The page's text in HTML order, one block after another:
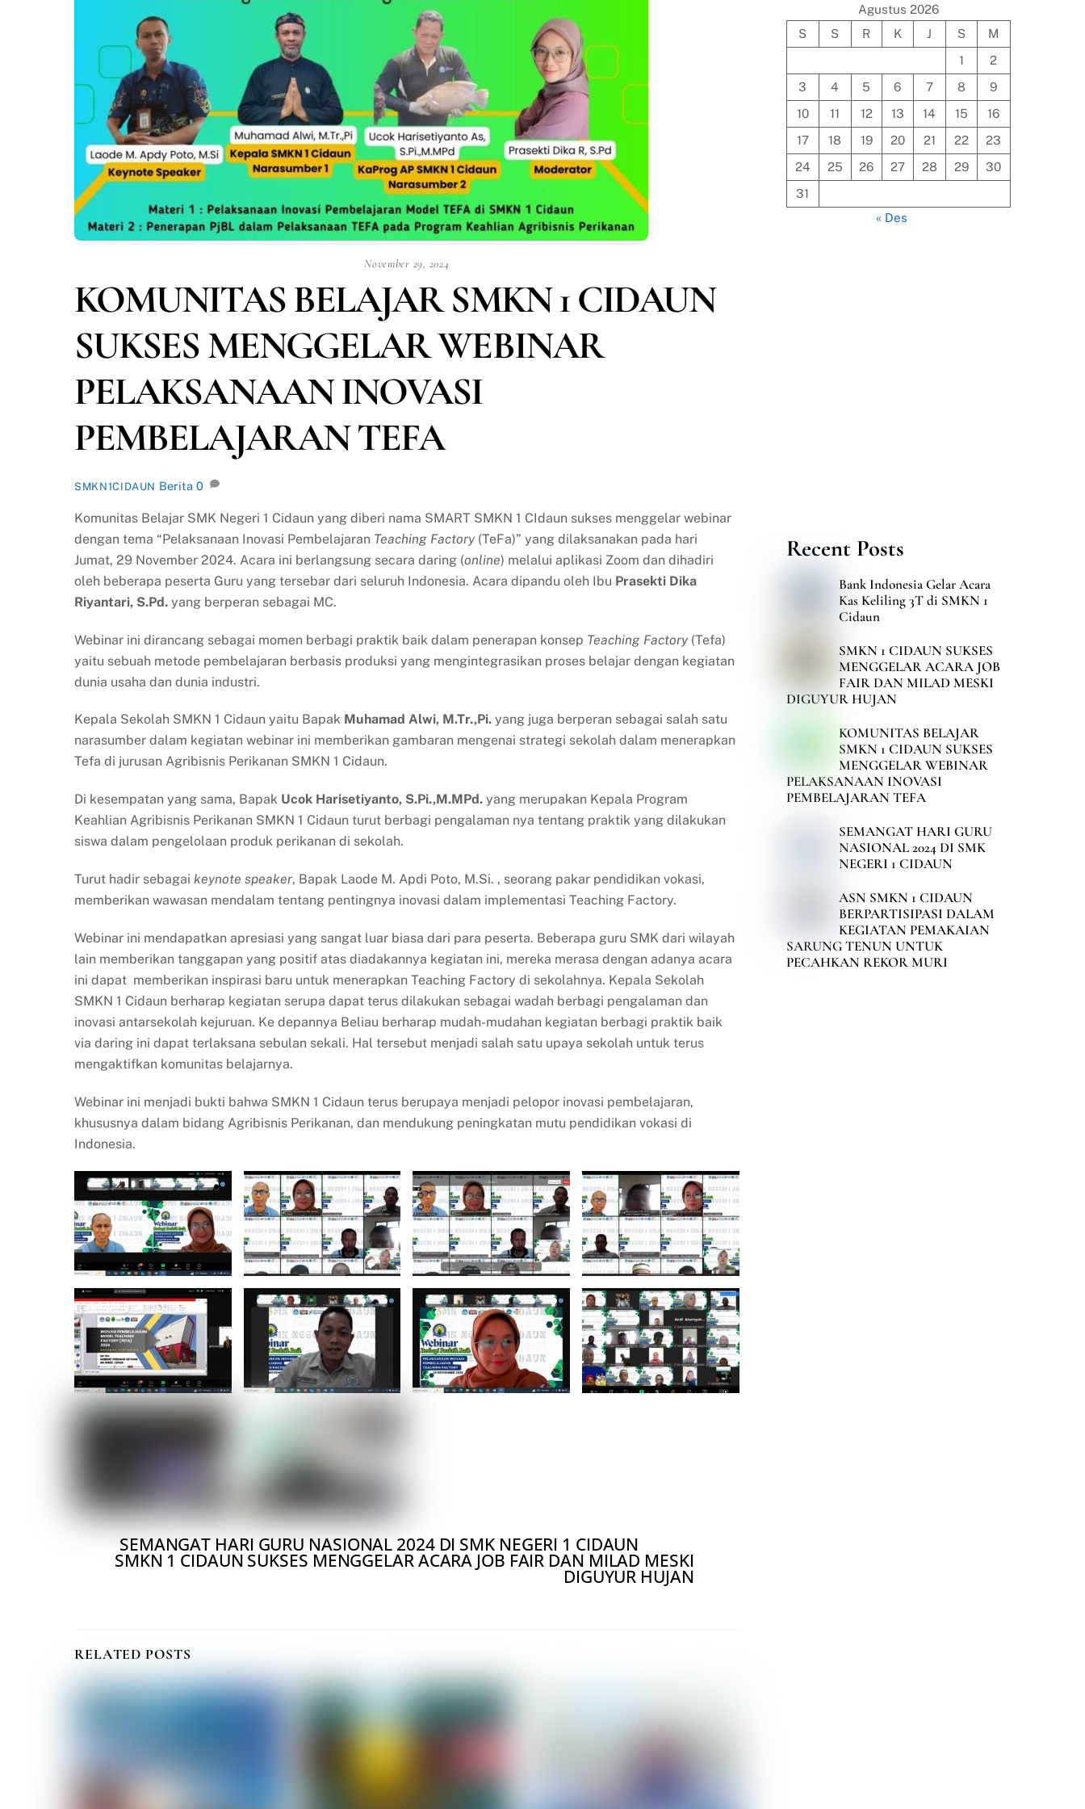
November 29, 2024
KOMUNITAS BELAJAR SMKN 1 CIDAUN
SUKSES MENGGELAR WEBINAR
PELAKSANAAN INOVASI
PEMBELAJARAN TEFA
SMKN1CIDAUN Berita 0
Komunitas Belajar SMK Negeri 1 Cidaun yang diberi nama SMART SMKN 1 CIdaun sukses menggelar webinar
dengan tema “Pelaksanaan Inovasi Pembelajaran Teaching Factory (TeFa)” yang dilaksanakan pada hari
Jumat, 29 November 2024. Acara ini berlangsung secara daring (online) melalui aplikasi Zoom dan dihadiri
oleh beberapa peserta Guru yang tersebar dari seluruh Indonesia. Acara dipandu oleh Ibu Prasekti Dika
Riyantari, S.Pd. yang berperan sebagai MC.
Webinar ini dirancang sebagai momen berbagi praktik baik dalam penerapan konsep Teaching Factory (Tefa)
yaitu sebuah metode pembelajaran berbasis produksi yang mengintegrasikan proses belajar dengan kegiatan
dunia usaha dan dunia industri.
Kepala Sekolah SMKN 1 Cidaun yaitu Bapak Muhamad Alwi, M.Tr.,Pi. yang juga berperan sebagai salah satu
narasumber dalam kegiatan webinar ini memberikan gambaran mengenai strategi sekolah dalam menerapkan
Tefa di jurusan Agribisnis Perikanan SMKN 1 Cidaun.
Di kesempatan yang sama, Bapak Ucok Harisetiyanto, S.Pi.,M.MPd. yang merupakan Kepala Program
Keahlian Agribisnis Perikanan SMKN 1 Cidaun turut berbagi pengalaman nya tentang praktik yang dilakukan
siswa dalam pengelolaan produk perikanan di sekolah.
Turut hadir sebagai keynote speaker, Bapak Laode M. Apdi Poto, M.Si. , seorang pakar pendidikan vokasi,
memberikan wawasan mendalam tentang pentingnya inovasi dalam implementasi Teaching Factory.
Webinar ini mendapatkan apresiasi yang sangat luar biasa dari para peserta. Beberapa guru SMK dari wilayah
lain memberikan tanggapan yang positif atas diadakannya kegiatan ini, mereka merasa dengan adanya acara
ini dapat memberikan inspirasi baru untuk menerapkan Teaching Factory di sekolahnya. Kepala Sekolah
SMKN 1 Cidaun berharap kegiatan serupa dapat terus dilakukan sebagai wadah berbagi pengalaman dan
inovasi antarsekolah kejuruan. Ke depannya Beliau berharap mudah-mudahan kegiatan berbagi praktik baik
via daring ini dapat terlaksana sebulan sekali. Hal tersebut menjadi salah satu upaya sekolah untuk terus
mengaktifkan komunitas belajarnya.
Webinar ini menjadi bukti bahwa SMKN 1 Cidaun terus berupaya menjadi pelopor inovasi pembelajaran,
khususnya dalam bidang Agribisnis Perikanan, dan mendukung peningkatan mutu pendidikan vokasi di
Indonesia.
SEMANGAT HARI GURU NASIONAL 2024 DI SMK NEGERI 1 CIDAUN
SMKN 1 CIDAUN SUKSES MENGGELAR ACARA JOB FAIR DAN MILAD MESKI
DIGUYUR HUJAN
RELATED POSTS
Agustus 2026
S
S R K J S
M
1
2
3
4 5 6 7 8
9
10
11 12 13 14 15
16
17
18 19 20 21 22
23
24
25 26 27 28 29
30
31
« Des
Recent Posts
Bank Indonesia Gelar Acara
Kas Keliling 3T di SMKN 1
Cidaun
SMKN 1 CIDAUN SUKSES
MENGGELAR ACARA JOB
FAIR DAN MILAD MESKI
DIGUYUR HUJAN
KOMUNITAS BELAJAR
SMKN 1 CIDAUN SUKSES
MENGGELAR WEBINAR
PELAKSANAAN INOVASI
PEMBELAJARAN TEFA
SEMANGAT HARI GURU
NASIONAL 2024 DI SMK
NEGERI 1 CIDAUN
ASN SMKN 1 CIDAUN
BERPARTISIPASI DALAM
KEGIATAN PEMAKAIAN
SARUNG TENUN UNTUK
PECAHKAN REKOR MURI